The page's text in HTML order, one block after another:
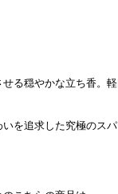
せる穏やかな立ち香。
を追求した究極のス